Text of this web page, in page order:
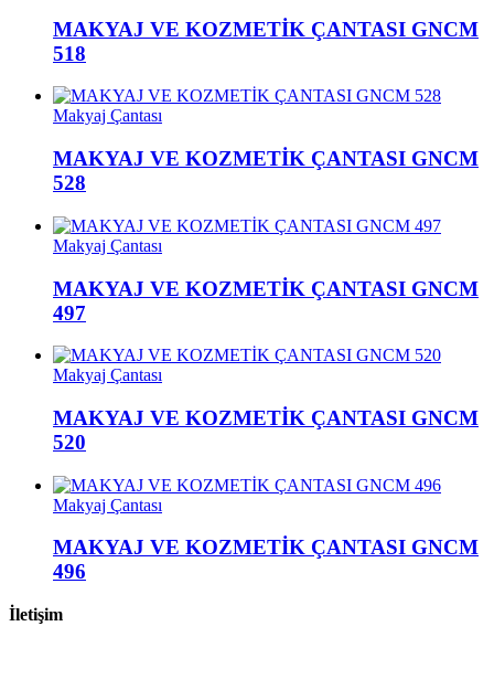
MAKYAJ VE KOZMETİK ÇANTASI GNCM
518
Makyaj Çantası
MAKYAJ VE KOZMETİK ÇANTASI GNCM
528
Makyaj Çantası
MAKYAJ VE KOZMETİK ÇANTASI GNCM
497
Makyaj Çantası
MAKYAJ VE KOZMETİK ÇANTASI GNCM
520
Makyaj Çantası
MAKYAJ VE KOZMETİK ÇANTASI GNCM
496
İletişim